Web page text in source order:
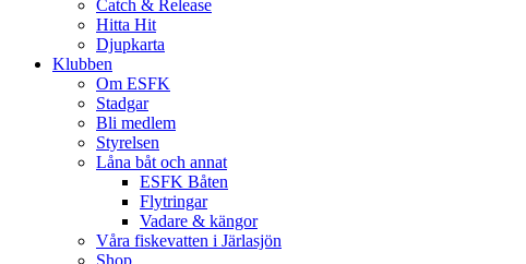
Catch & Release
Hitta Hit
Djupkarta
Klubben
Om ESFK
Stadgar
Bli medlem
Styrelsen
Låna båt och annat
ESFK Båten
Flytringar
Vadare & kängor
Våra fiskevatten i Järlasjön
Shop